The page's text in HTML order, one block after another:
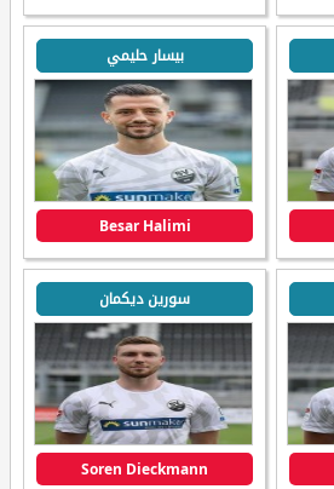
بيسار حليمي
Besar Halimi
سورين ديكمان
Soren Dieckmann